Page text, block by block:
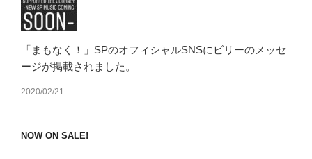
「まもなく！」SPのオフィシャルSNSにビリーのメッセ
ージが掲載されました。
2020/02/21
NOW ON SALE!